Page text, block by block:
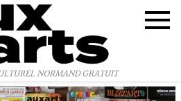
NORMAND GRATUIT